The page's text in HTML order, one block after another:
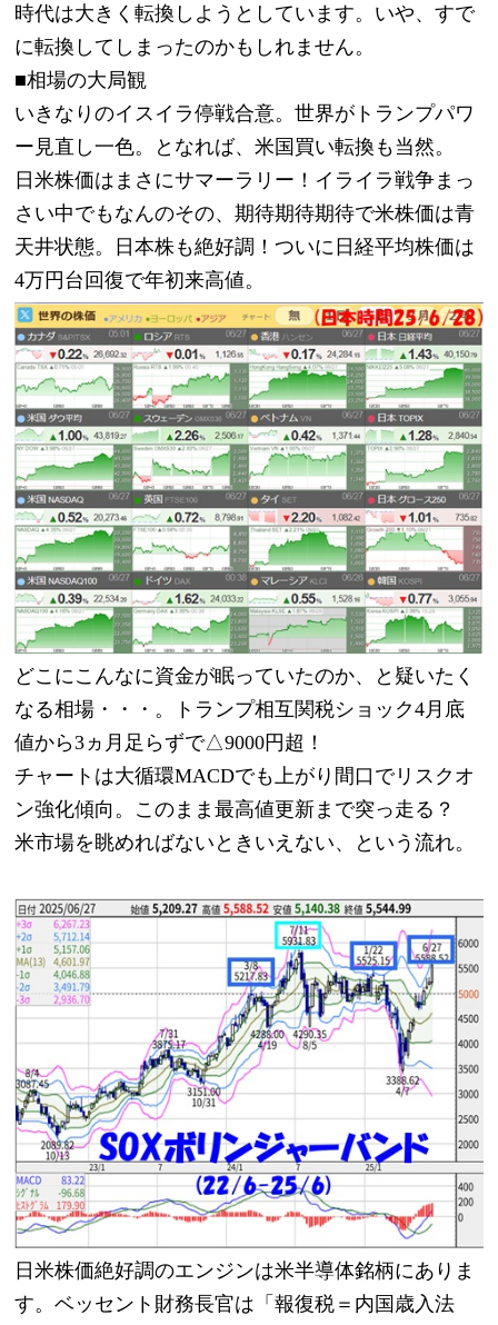
時代は大きく転換しようとしています。いや、すで
に転換してしまったのかもしれません。
■相場の大局観
いきなりのイスイラ停戦合意。世界がトランプパワ
ー見直し一色。となれば、米国買い転換も当然。
日米株価はまさにサマーラリー！イライラ戦争まっ
さい中でもなんのその、期待期待期待で米株価は青
天井状態。日本株も絶好調！ついに日経平均株価は
4万円台回復で年初来高値。
どこにこんなに資金が眠っていたのか、と疑いたく
なる相場・・・。トランプ相互関税ショック4月底
値から3ヵ月足らずで△9000円超！
チャートは大循環MACDでも上がり間口でリスクオ
ン強化傾向。このまま最高値更新まで突っ走る？
米市場を眺めればないときいえない、という流れ。
日米株価絶好調のエンジンは米半導体銘柄にありま
す。ベッセント財務長官は「報復税＝内国歳入法